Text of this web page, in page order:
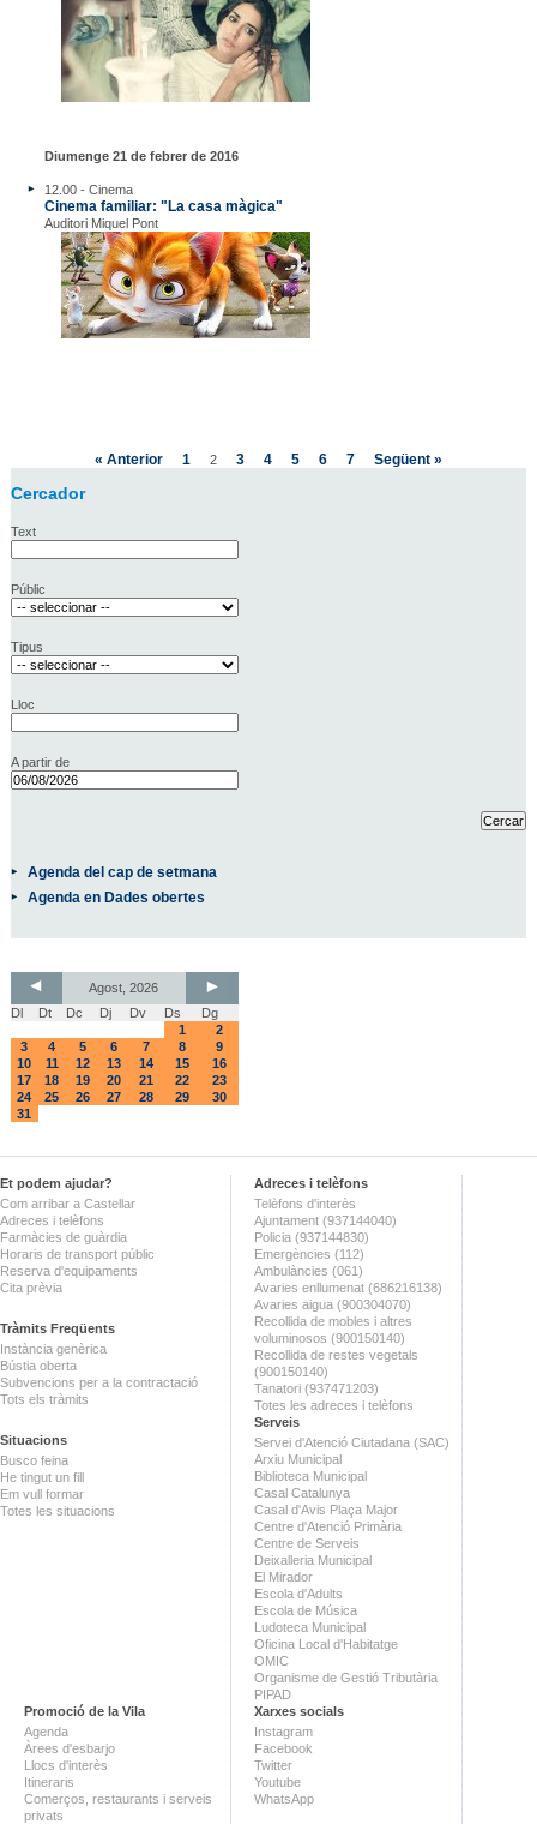
Diumenge 21 de febrer de 2016
12.00 - Cinema
Cinema familiar: "La casa màgica"
Auditori Miquel Pont
« Anterior 1 2 3 4 5 6 7 Següent »
Cercador
Text
Públic
Tipus
Lloc
A partir de
Agenda del cap de setmana
Agenda en Dades obertes
Agost, 2026
Dl
Dt Dc Dj Dv Ds
Dg
1
2
3
4 5 6 7 8
9
10
11 12 13 14 15
16
17
18 19 20 21 22
23
24
25 26 27 28 29
30
31
Et podem ajudar?
Com arribar a Castellar
Adreces i telèfons
Farmàcies de guàrdia
Horaris de transport públic
Reserva d'equipaments
Cita prèvia
Tràmits Freqüents
Instància genèrica
Bústia oberta
Subvencions per a la contractació
Tots els tràmits
Situacions
Busco feina
He tingut un fill
Em vull formar
Totes les situacions
Adreces i telèfons
Telèfons d'interès
Ajuntament (937144040)
Policia (937144830)
Emergències (112)
Ambulàncies (061)
Avaries enllumenat (686216138)
Avaries aigua (900304070)
Recollida de mobles i altres
voluminosos (900150140)
Recollida de restes vegetals
(900150140)
Tanatori (937471203)
Totes les adreces i telèfons
Serveis
Servei d'Atenció Ciutadana (SAC)
Arxiu Municipal
Biblioteca Municipal
Casal Catalunya
Casal d'Avis Plaça Major
Centre d'Atenció Primària
Centre de Serveis
Deixalleria Municipal
El Mirador
Escola d'Adults
Escola de Música
Ludoteca Municipal
Oficina Local d'Habitatge
OMIC
Organisme de Gestió Tributària
PIPAD
Promoció de la Vila
Agenda
Àrees d'esbarjo
Llocs d'interès
Itineraris
Comerços, restaurants i serveis
privats
Xarxes socials
Instagram
Facebook
Twitter
Youtube
WhatsApp